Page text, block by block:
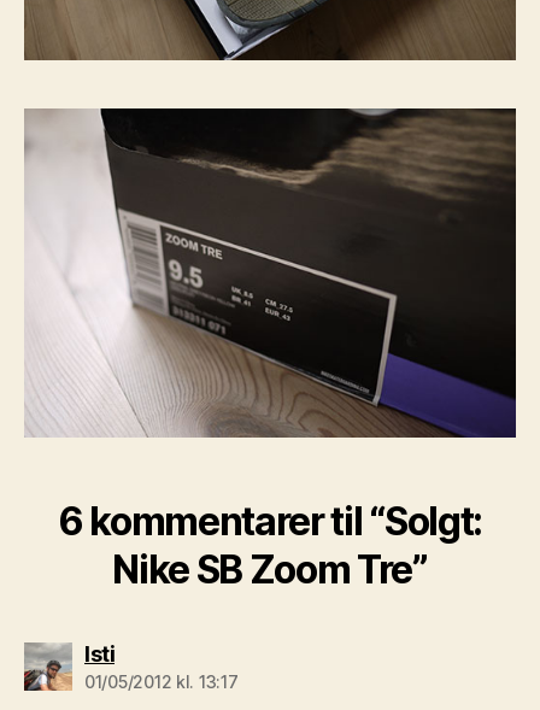
6 kommentarer til “Solgt:
Nike SB Zoom Tre”
Istisiger:
01/05/2012 kl. 13:17